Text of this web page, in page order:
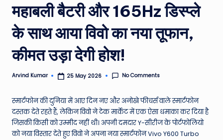
M
o
vi
e
w
s
महाबली बैटरी और 165Hz डिस्प्ले
के साथ आया विवो का नया तूफान,
कीमत उड़ा देगी होश!
Posted
Arvind Kumar 25 May 2026 No Comments
स्मार्टफोन की दुनिया में आए दिन नए और अनोखे फीचर्स वाले स्मार्टफोन
दस्तक देते रहते हैं, लेकिन विवो ने टेक मार्केट में एक ऐसा धमाका कर दिया है
जिसकी किसी को उम्मीद नहीं थी। अपनी दमदार Y-सीरीज के पोर्टफोलियो
को नया विस्तार देते हुए विवो ने अपना नया स्मार्टफोन Vivo Y600 Turbo